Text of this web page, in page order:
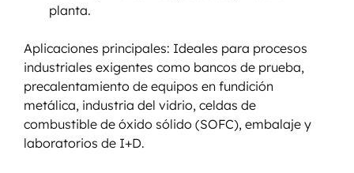
planta.
Aplicaciones principales: Ideales para procesos
industriales exigentes como bancos de prueba,
precalentamiento de equipos en fundición
metálica, industria del vidrio, celdas de
combustible de óxido sólido (SOFC), embalaje y
laboratorios de I+D.